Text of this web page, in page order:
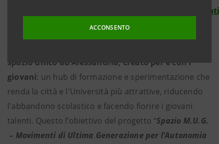
ACCONSENTO
https://www.forfunding.intesasanpaolo.com/
ISP/nav/progetto/spazio-mug
spazio unico ad Alessandria, creato per e con i
giovani: un hub di formazione e sperimentazione che
renda la città e l'Università più attrattive, riducendo
l'abbandono scolastico e facendo fiorire i giovani
talenti. Questo l’obiettivo del progetto “Spazio M.U.G.
– Movimenti di Ultima Generazione per l’Autonomia